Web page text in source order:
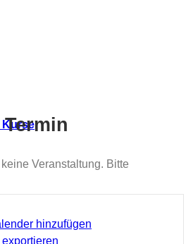
Kurse
Veranstaltung. Bitte
hinzufügen